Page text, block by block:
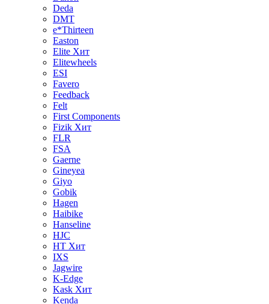
Deda
DMT
e*Thirteen
Easton
Elite Хит
Elitewheels
ESI
Favero
Feedback
Felt
First Components
Fizik Хит
FLR
FSA
Gaerne
Gineyea
Giyo
Gobik
Hagen
Haibike
Hanseline
HJC
HT Хит
IXS
Jagwire
K-Edge
Kask Хит
Kenda